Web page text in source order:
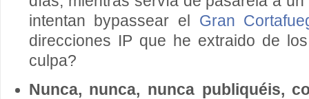
intentan bypassear el Gran
direcciones IP que he extraido de
culpa?
Nunca, nunca, nunca publiquéis,